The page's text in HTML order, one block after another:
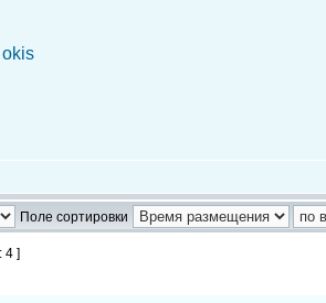
Поле сортировки
4 ]